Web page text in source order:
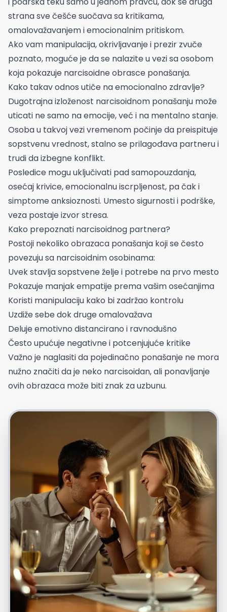
strana sve češće suočava sa kritikama,
omalovažavanjem i emocionalnim pritiskom.
Ako vam manipulacija, okrivljavanje i prezir zvuče
poznato, moguće je da se nalazite u vezi sa osobom
koja pokazuje narcisoidne obrasce ponašanja.
Kako takav odnos utiče na emocionalno zdravlje?
Dugotrajna izloženost narcisoidnom ponašanju može
uticati ne samo na emocije, već i na mentalno stanje.
Osoba u takvoj vezi vremenom počinje da preispituje
sopstvenu vrednost, stalno se prilagođava partneru i
trudi da izbegne konflikt.
Posledice mogu uključivati pad samopouzdanja,
osećaj krivice, emocionalnu iscrpljenost, pa čak i
simptome anksioznosti. Umesto sigurnosti i podrške,
veza postaje izvor stresa.
Kako prepoznati narcisoidnog partnera?
Postoji nekoliko obrazaca ponašanja koji se često
povezuju sa narcisoidnim osobinama:
Uvek stavlja sopstvene želje i potrebe na prvo mesto
Pokazuje manjak empatije prema vašim osećanjima
Koristi manipulaciju kako bi zadržao kontrolu
Uzdiže sebe dok druge omalovažava
Deluje emotivno distancirano i ravnodušno
Često upućuje negativne i potcenjujuće kritike
Važno je naglasiti da pojedinačno ponašanje ne mora
nužno značiti da je neko narcisoidan, ali ponavljanje
ovih obrazaca može biti znak za uzbunu.
Foto: Freepik.com